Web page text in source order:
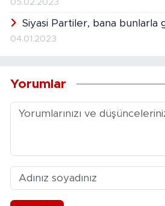
05.02.2023
Siyasi Partiler, bana bunlarla
04.01.2023
Yorumlar